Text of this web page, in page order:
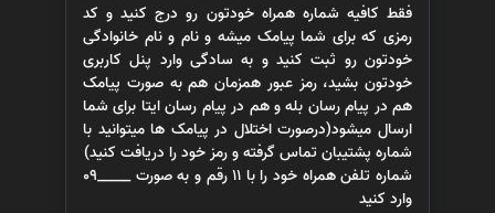
فقط کافیه شماره همراه خودتون رو درج کنید و کد
رمزی که برای شما پیامک میشه و نام و نام خانوادگی
خودتون رو ثبت کنید و به سادگی وارد پنل کاربری
خودتون بشید، رمز عبور همزمان هم به صورت پیامک
هم در پیام رسان بله و هم در پیام رسان ایتا برای شما
ارسال میشود(درصورت اختلال در پیامک ها میتوانید با
شماره پشتیبان تماس گرفته و رمز خود را دریافت کنید)
شماره تلفن همراه خود را با 11 رقم و به صورت _____09
وارد کنید